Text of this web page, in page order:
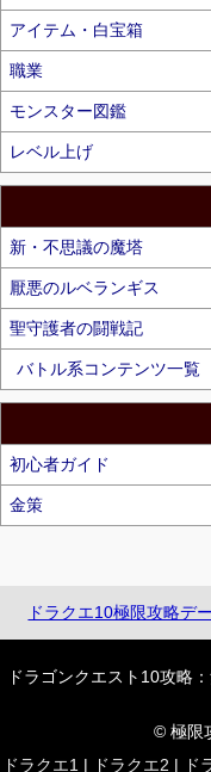
アイテム・白宝箱
職業
モンスター図鑑
レベル上げ
新・不思議の魔塔
厭悪のルベランギス
聖守護者の闘戦記
バトル系コンテンツ一覧
初心者ガイド
金策
ドラクエ10極限攻略デ
ドラゴンクエスト10攻略
© 極限
ドラクエ1 | ドラクエ2 | ド